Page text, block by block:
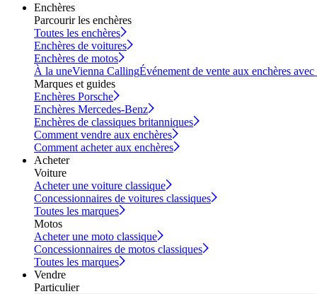
Enchères
Parcourir les enchères
Toutes les enchères
Enchères de voitures
Enchères de motos
À la uneVienna CallingÉvénement de vente aux enchères
Marques et guides
Enchères Porsche
Enchères Mercedes-Benz
Enchères de classiques britanniques
Comment vendre aux enchères
Comment acheter aux enchères
Acheter
Voiture
Acheter une voiture classique
Concessionnaires de voitures classiques
Toutes les marques
Motos
Acheter une moto classique
Concessionnaires de motos classiques
Toutes les marques
Vendre
Particulier